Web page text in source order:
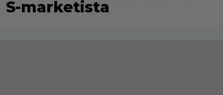
S-marketista